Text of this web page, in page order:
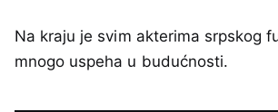
Na kraju je svim akterima srpskog
mnogo uspeha u budućnosti.